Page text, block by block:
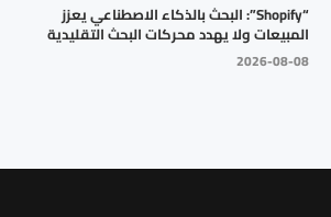
“Shopify”: البحث بالذكاء الاصطناعي يعزز
المبيعات ولا يهدد محركات البحث التقليدية
2026-08-08